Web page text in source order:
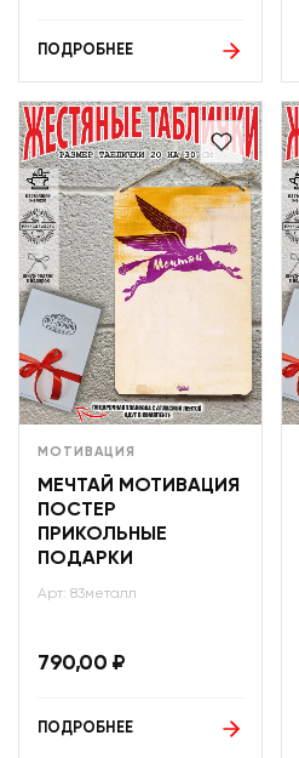
ПОДРОБНЕЕ
МОТИВАЦИЯ
МЕЧТАЙ МОТИВАЦИЯ
ПОСТЕР
ПРИКОЛЬНЫЕ
ПОДАРКИ
Арт: 83металл
790,00 ₽
ПОДРОБНЕЕ